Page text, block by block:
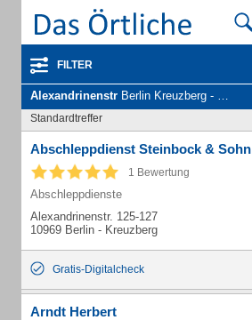
FILTER
Alexandrinenstr Berlin Kreuzberg - Unternehmen und Personen
Standardtreffer
Abschleppdienst Steinbock & Sohn
1 Bewertung
Abschleppdienste
Alexandrinenstr. 125-127
10969 Berlin - Kreuzberg
Gratis-Digitalcheck
Arndt Herbert